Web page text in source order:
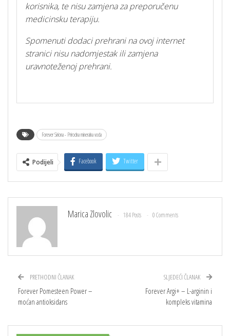
korisnika, te nisu zamjena za preporučenu
medicinsku terapiju.
Spomenuti dodaci prehrani na ovoj internet
stranici nisu nadomjestak ili zamjena
uravnoteženoj prehrani.
Forever Siriona - Prirodna mineralna voda
Podijeli Facebook Twitter
Marica Zlovolic 184 Posts 0 Comments
PRETHODNI ČLANAK
Forever Pomesteen Power –
moćan antioksidans
SLJEDEĆI ČLANAK
Forever Argi+ – L-arginin i
kompleks vitamina